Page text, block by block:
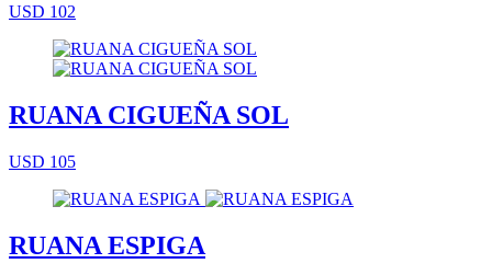
USD 102
RUANA CIGUEÑA SOL
USD 105
RUANA ESPIGA